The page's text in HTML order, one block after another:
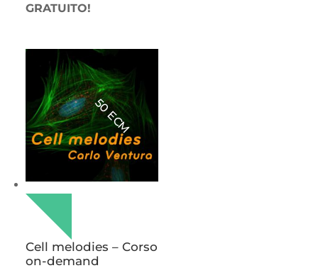
GRATUITO!
50 ECM
Cell melodies – Corso
on-demand